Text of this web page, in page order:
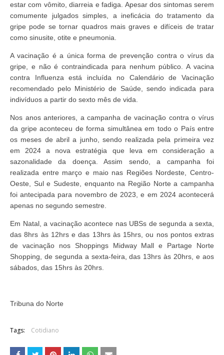
estar com vômito, diarreia e fadiga. Apesar dos sintomas serem
comumente julgados simples, a ineficácia do tratamento da
gripe pode se tornar quadros mais graves e difíceis de tratar
como sinusite, otite e pneumonia.
A vacinação é a única forma de prevenção contra o vírus da
gripe, e não é contraindicada para nenhum público. A vacina
contra Influenza está incluída no Calendário de Vacinação
recomendado pelo Ministério de Saúde, sendo indicada para
indivíduos a partir do sexto mês de vida.
Nos anos anteriores, a campanha de vacinação contra o vírus
da gripe aconteceu de forma simultânea em todo o País entre
os meses de abril a junho, sendo realizada pela primeira vez
em 2024 a nova estratégia que leva em consideração a
sazonalidade da doença. Assim sendo, a campanha foi
realizada entre março e maio nas Regiões Nordeste, Centro-
Oeste, Sul e Sudeste, enquanto na Região Norte a campanha
foi antecipada para novembro de 2023, e em 2024 acontecerá
apenas no segundo semestre.
Em Natal, a vacinação acontece nas UBSs de segunda a sexta,
das 8hrs às 12hrs e das 13hrs às 15hrs, ou nos pontos extras
de vacinação nos Shoppings Midway Mall e Partage Norte
Shopping, de segunda a sexta-feira, das 13hrs às 20hrs, e aos
sábados, das 15hrs às 20hrs.
Tribuna do Norte
Tags: Cotidiano